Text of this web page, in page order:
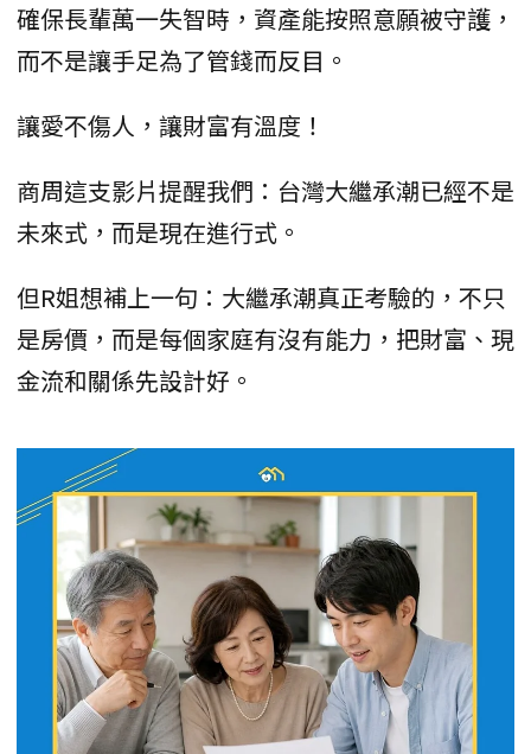
確保長輩萬一失智時，資產能按照意願被守護，
而不是讓手足為了管錢而反目。
讓愛不傷人，讓財富有溫度！
商周這支影片提醒我們：台灣大繼承潮已經不是
未來式，而是現在進行式。
但R姐想補上一句：大繼承潮真正考驗的，不只
是房價，而是每個家庭有沒有能力，把財富、現
金流和關係先設計好。